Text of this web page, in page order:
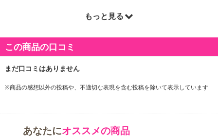
もっと見る
この商品の口コミ
※商品の感想以外の投稿や、不適切な表現を含む投稿を除いて表示しています
あなたにオススメの商品